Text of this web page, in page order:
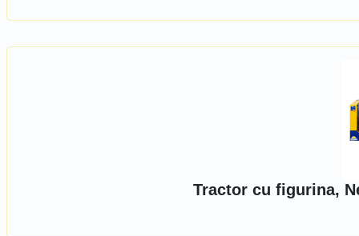
Tractor cu figurina,